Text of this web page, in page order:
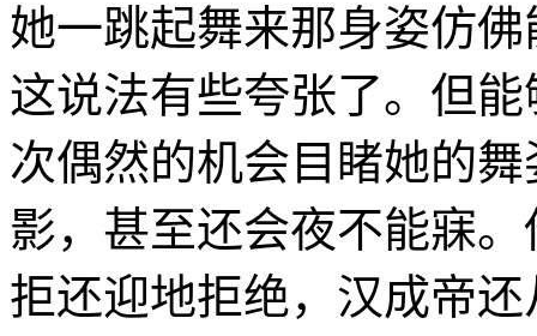
她一跳起舞来那身姿仿
这说法有些夸张了。但
次偶然的机会目睹她的
影，甚至还会夜不能寐
拒还迎地拒绝，汉成帝